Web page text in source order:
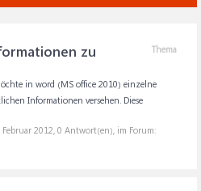
Thema
zu
in word (MS office 2010) einzelne
Informationen versehen. Diese
Februar 2012, 0 Antwort(en), im Forum: